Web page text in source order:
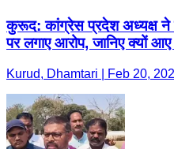
कुरूद: कांग्रेस प्रदेश अध्यक्ष
पर लगाए आरोप, जानिए क्यों
Kurud, Dhamtari | Feb 20,